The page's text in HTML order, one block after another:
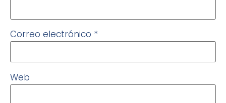
Correo electrónico *
Web